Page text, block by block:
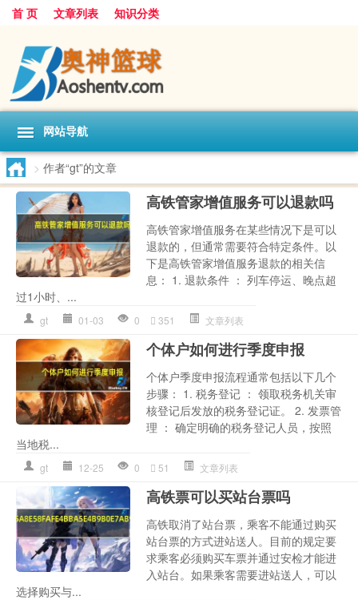
首 页 文章列表 知识分类
网站导航
> 作者“gt”的文章
高铁管家增值服务可以退款吗
高铁管家增值服务在某些情况下是可以
退款的，但通常需要符合特定条件。以
下是高铁管家增值服务退款的相关信
息： 1. 退款条件 ： 列车停运、晚点超
过1小时、...
gt 01-03 0 351 文章列表
个体户如何进行季度申报
个体户季度申报流程通常包括以下几个
步骤： 1. 税务登记 ： 领取税务机关审
核登记后发放的税务登记证。 2. 发票管
理 ： 确定明确的税务登记人员，按照
当地税...
gt 12-25 0 51 文章列表
高铁票可以买站台票吗
高铁取消了站台票，乘客不能通过购买
站台票的方式进站送人。目前的规定要
求乘客必须购买车票并通过安检才能进
入站台。如果乘客需要进站送人，可以
选择购买与...